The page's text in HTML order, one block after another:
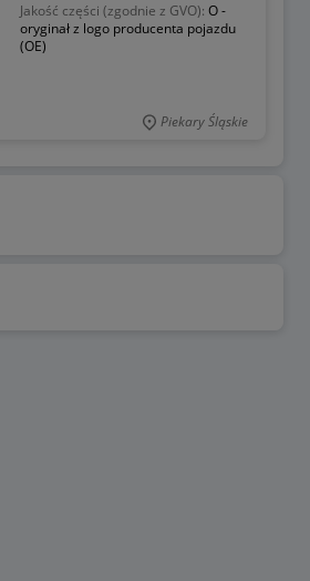
Jakość części (zgodnie z GVO): O -
oryginał z logo producenta pojazdu
(OE)
Piekary Śląskie